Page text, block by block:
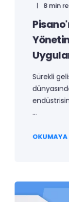
8 min
Sürekli
...
OKUMAYA